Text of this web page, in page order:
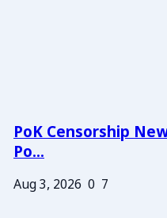
PoK Censorship
Po...
Aug 3, 2026 0 7